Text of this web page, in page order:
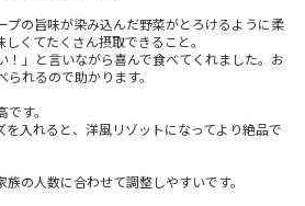
プの旨味が染み込んだ野菜がとろけるように柔
くてたくさん摂取できること。
！」と言いながら喜んで食べてくれました。お
れるので助かります。
す。
を入れると、洋風リゾットになってより絶品で
の人数に合わせて調整しやすいです。